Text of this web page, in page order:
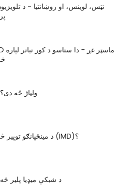
نټس، لوینس، او روښانتیا - د
ولټاژ څه
د مینځپانګو توپیر څه شی دی (IMD)؟
د شبکې میډیا پلیر